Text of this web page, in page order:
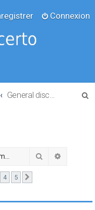
Connexion
Rechercher
4 5